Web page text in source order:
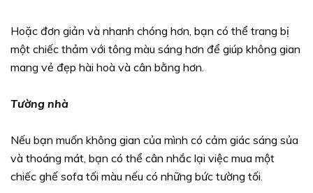
Hoặc đơn giản và nhanh chóng hơn, bạn có thể trang bị
một chiếc thảm với tông màu sáng hơn để giúp không gian
mang vẻ đẹp hài hoà và cân bằng hơn.
Tường nhà
Nếu bạn muốn không gian của mình có cảm giác sáng sủa
và thoáng mát, bạn có thể cân nhắc lại việc mua một
chiếc ghế sofa tối màu nếu có những bức tường tối.